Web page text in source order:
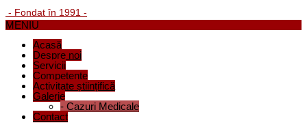
- Fondat în 1991 -
MENIU
Acasă
Despre noi
Servicii
Competențe
Activitate științifică
Galerie
- Cazuri Medicale
Contact